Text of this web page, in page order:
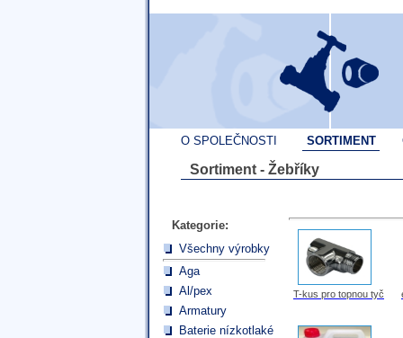
O SPOLEČNOSTI SORTIMENT
Sortiment - Žebříky
Kategorie:
Všechny výrobky
Aga
Al/pex
Armatury
Baterie nízkotlaké
T-kus pro topnou tyč